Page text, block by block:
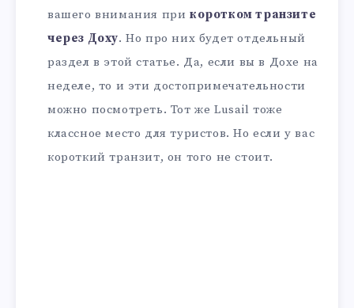
вашего внимания прикоротком транзите
через Доху. Но про них будет отдельный
раздел в этой статье. Да, если вы в Дохе на
неделе, то и эти достопримечательности
можно посмотреть. Тот же Lusail тоже
классное место для туристов. Но если у вас
короткий транзит, он того не стоит.